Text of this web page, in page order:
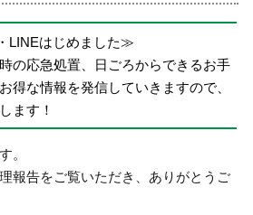
LINEはじめました≫
の応急処置、日ごろからできるお手
得な情報を発信していきますので、
ます！
。
報告をご覧いただき、ありがとうご